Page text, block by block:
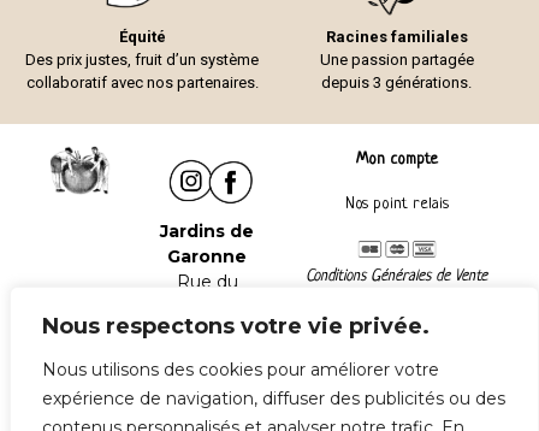
Nous respectons votre vie privée.
Nous utilisons des cookies pour améliorer votre
expérience de navigation, diffuser des publicités ou des
Équité
Des prix justes, fruit d’un système
collaboratif avec nos partenaires.
Racines familiales
Une passion partagée
depuis 3 générations.
Jardins de
Garonne
Rue du
47240
Tel :
85 02
Mon compte
Nos point relais
Conditions Générales de Vente